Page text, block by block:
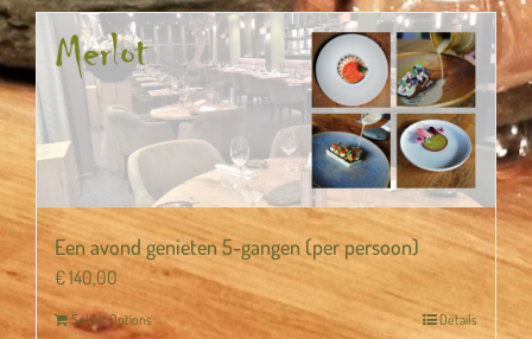
Een avond genieten 5-gangen (per persoon)
€140,00
Select Options Details